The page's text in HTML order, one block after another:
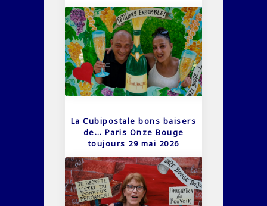
La Cubipostale bons baisers
de… Paris Onze Bouge
toujours 29 mai 2026